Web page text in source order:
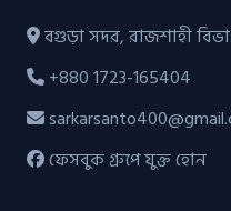
বগুড়া সদর, রাজশাহী
+880 1723-165404
ফেসবুক গ্রুপে যুক্ত হোন